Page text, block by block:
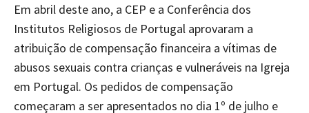
Em abril deste ano, a CEP e a Conferência dos
Institutos Religiosos de Portugal aprovaram a
atribuição de compensação financeira a vítimas de
abusos sexuais contra crianças e vulneráveis na Igreja
em Portugal. Os pedidos de compensação
começaram a ser apresentados no dia 1º de julho e